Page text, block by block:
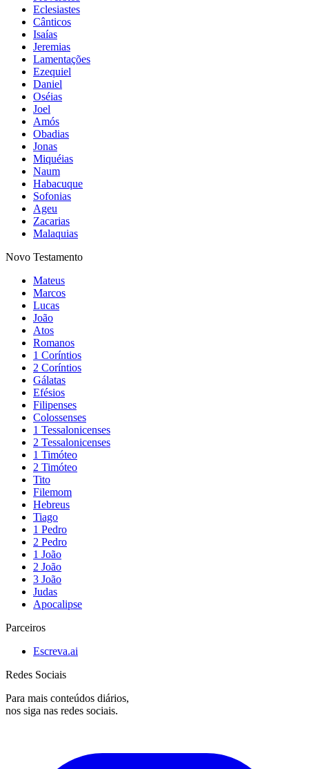
Eclesiastes
Cânticos
Isaías
Jeremias
Lamentações
Ezequiel
Daniel
Oséias
Joel
Amós
Obadias
Jonas
Miquéias
Naum
Habacuque
Sofonias
Ageu
Zacarias
Malaquias
Novo Testamento
Mateus
Marcos
Lucas
João
Atos
Romanos
1 Coríntios
2 Coríntios
Gálatas
Efésios
Filipenses
Colossenses
1 Tessalonicenses
2 Tessalonicenses
1 Timóteo
2 Timóteo
Tito
Filemom
Hebreus
Tiago
1 Pedro
2 Pedro
1 João
2 João
3 João
Judas
Apocalipse
Parceiros
Escreva.ai
Redes Sociais
Para mais conteúdos diários,
nos siga nas redes sociais.